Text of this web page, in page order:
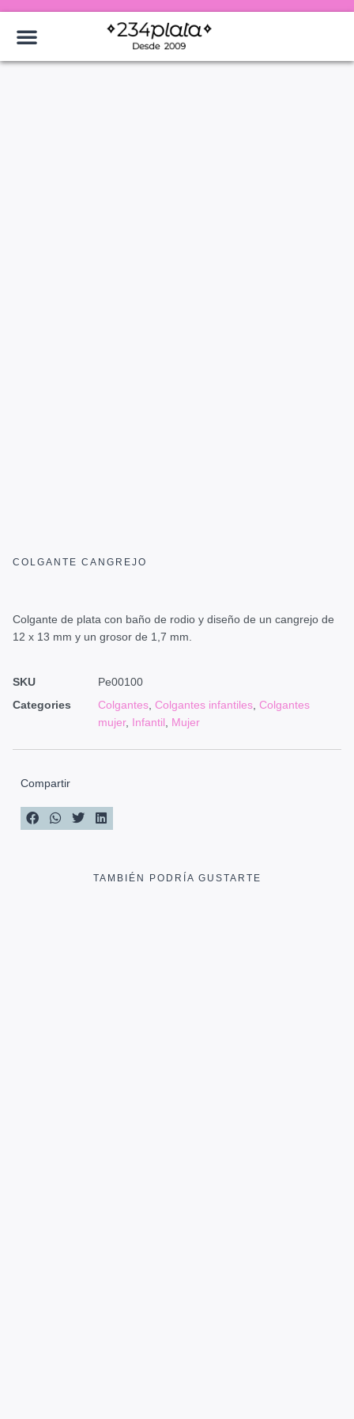
COLGANTE CANGREJO
Colgante de plata con baño de rodio y diseño de un cangrejo de
12 x 13 mm y un grosor de 1,7 mm.
SKU
Pe00100
Categories
Colgantes Colgantes infantiles Colgantes
mujer, Infantil Mujer
Compartir
TAMBIÉN PODRÍA GUSTARTE